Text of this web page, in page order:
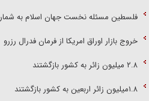
فلسطین مسئله نخست جهان اسلام به
خروج بازار اوراق امریکا از فرمان فدرال رزرو
۲.۸ میلیون زائر به کشور بازگشتند
۱.۸میلیون زائر اربعین به کشور بازگشتند